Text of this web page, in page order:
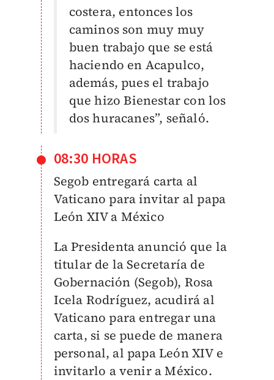
costera, entonces los
caminos son muy muy
buen trabajo que se está
haciendo en Acapulco,
además, pues el trabajo
que hizo Bienestar con los
dos huracanes”, señaló.
08:30 HORAS
Segob entregará carta al
Vaticano para invitar al papa
León XIV a México
La Presidenta anunció que la
titular de la Secretaría de
Gobernación (Segob), Rosa
Icela Rodríguez, acudirá al
Vaticano para entregar una
carta, si se puede de manera
personal, al papa León XIV e
invitarlo a venir a México.